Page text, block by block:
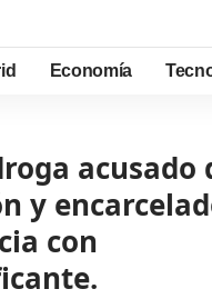
Economía
acusado
y
con